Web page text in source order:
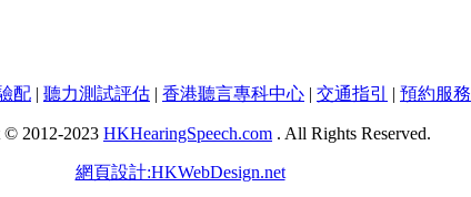
配 | 聽力測試評估 | 香港聽言專科中心 | 交通指引 | 預約服務
© 2012-2023 HKHearingSpeech.com . All Rights Reserved.
網頁設計:HKWebDesign.net